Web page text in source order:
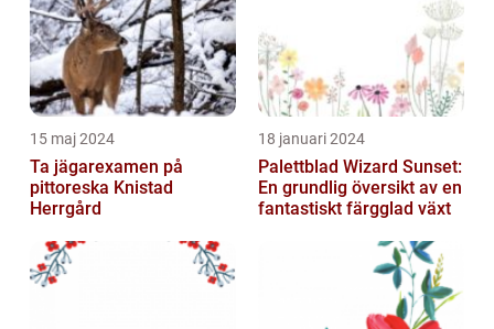
vad ...
15 maj 2024
Ta jägarexamen på
pittoreska Knistad
Herrgård
18 januari 2024
Palettblad Wizard Sunset:
En grundlig översikt av en
fantastiskt färgglad växt